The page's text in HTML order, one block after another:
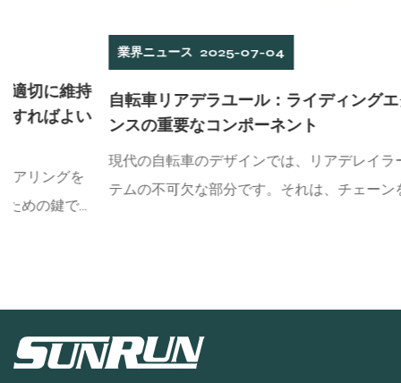
2025-07-04
自転車リアデラユール：ライディングエクスペリエ
ンスの重要なコンポーネント
現代の自転車のデザインでは、リアデレイラーは送信シス
テムの不可欠な部分です。それは、チェーンをフロントデ
ィレイラーから後輪に移すという重い責任を負うだけでな
ク、...